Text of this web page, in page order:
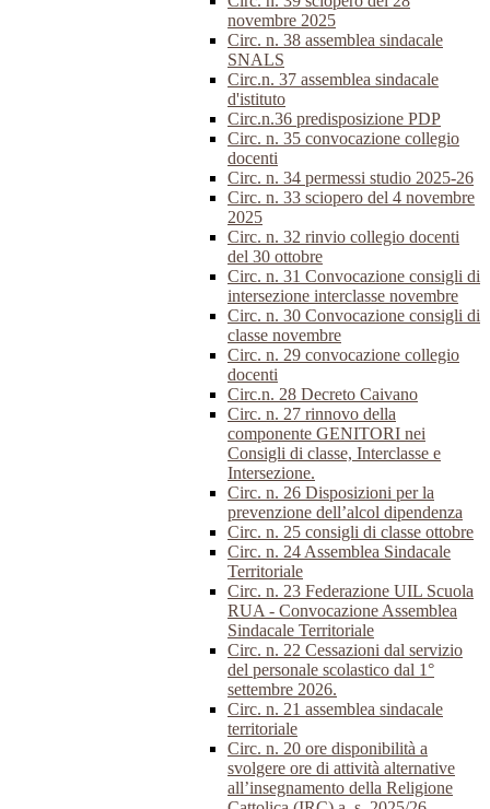
novembre 2025
Circ. n. 38 assemblea sindacale
SNALS
Circ.n. 37 assemblea sindacale
d'istituto
Circ.n.36 predisposizione PDP
Circ. n. 35 convocazione collegio
docenti
Circ. n. 34 permessi studio 2025-26
Circ. n. 33 sciopero del 4 novembre
2025
Circ. n. 32 rinvio collegio docenti
del 30 ottobre
Circ. n. 31 Convocazione consigli di
intersezione interclasse novembre
Circ. n. 30 Convocazione consigli di
classe novembre
Circ. n. 29 convocazione collegio
docenti
Circ.n. 28 Decreto Caivano
Circ. n. 27 rinnovo della
componente GENITORI nei
Consigli di classe, Interclasse e
Intersezione.
Circ. n. 26 Disposizioni per la
prevenzione dell’alcol dipendenza
Circ. n. 25 consigli di classe ottobre
Circ. n. 24 Assemblea Sindacale
Territoriale
Circ. n. 23 Federazione UIL Scuola
RUA - Convocazione Assemblea
Sindacale Territoriale
Circ. n. 22 Cessazioni dal servizio
del personale scolastico dal 1°
settembre 2026.
Circ. n. 21 assemblea sindacale
territoriale
Circ. n. 20 ore disponibilità a
svolgere ore di attività alternative
all’insegnamento della Religione